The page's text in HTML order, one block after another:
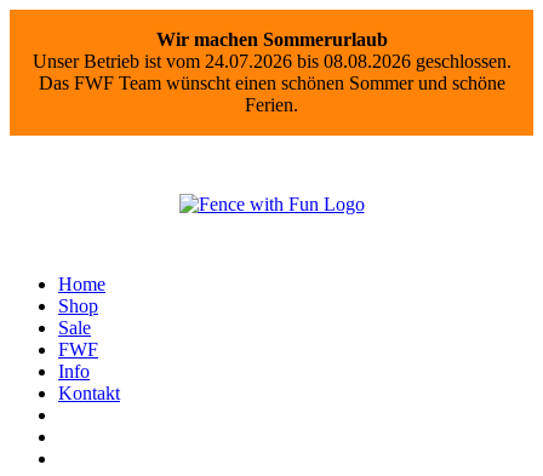
Wir machen Sommerurlaub
Unser Betrieb ist vom 24.07.2026 bis 08.08.2026 geschlossen.
Das FWF Team wünscht einen schönen Sommer und schöne
Ferien.
Home
Shop
Sale
FWF
Info
Kontakt